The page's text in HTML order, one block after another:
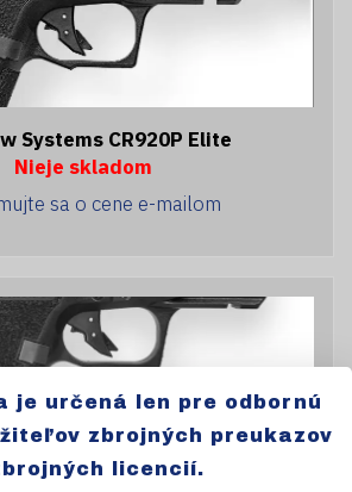
Systems CR920P Elite
Nieje skladom
sa o cene e-mailom
Systems CR920X Elite
Nieje skladom
je určená len pre odbornú
zbrojných preukazov
licencií.